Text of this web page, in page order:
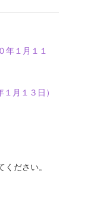
年１月１１
月１３日）
ださい。